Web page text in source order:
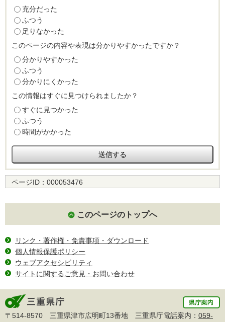
充分だった
ふつう
足りなかった
このページの内容や表現は分かりやすかったですか？
分かりやすかった
ふつう
分かりにくかった
この情報はすぐに見つけられましたか？
すぐに見つかった
ふつう
時間がかかった
ページID： 000053476
このページのトップへ
リンク・著作権・免責事項・ダウンロード
個人情報保護ポリシー
ウェブアクセシビリティ
サイトに関するご意見・お問い合わせ
〒514-8570 三重県津市広明町13番地 三重県庁電話案内： 059-